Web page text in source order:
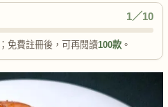
1／10
；免費註冊後，可再閱讀100款 。